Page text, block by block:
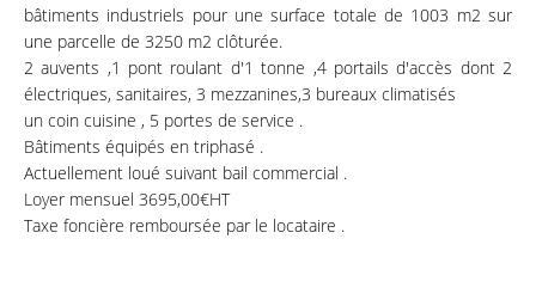
bâtiments industriels pour une surface totale de 1003 m2 sur
une parcelle de 3250 m2 clôturée.
2 auvents ,1 pont roulant d'1 tonne ,4 portails d'accès dont 2
électriques, sanitaires, 3 mezzanines,3 bureaux climatisés
un coin cuisine , 5 portes de service .
Bâtiments équipés en triphasé .
Actuellement loué suivant bail commercial .
Loyer mensuel 3695,00€HT
Taxe foncière remboursée par le locataire .